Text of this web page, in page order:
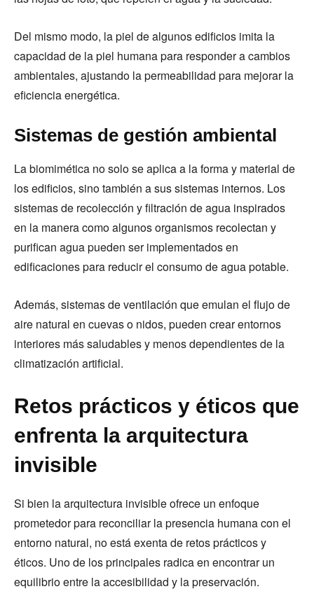
Del mismo modo, la piel de algunos edificios imita la
capacidad de la piel humana para responder a cambios
ambientales, ajustando la permeabilidad para mejorar la
eficiencia energética.
Sistemas de gestión ambiental
La biomimética no solo se aplica a la forma y material de
los edificios, sino también a sus sistemas internos. Los
sistemas de recolección y filtración de agua inspirados
en la manera como algunos organismos recolectan y
purifican agua pueden ser implementados en
edificaciones para reducir el consumo de agua potable.
Además, sistemas de ventilación que emulan el flujo de
aire natural en cuevas o nidos, pueden crear entornos
interiores más saludables y menos dependientes de la
climatización artificial.
Retos prácticos y éticos que
enfrenta la arquitectura
invisible
Si bien la arquitectura invisible ofrece un enfoque
prometedor para reconciliar la presencia humana con el
entorno natural, no está exenta de retos prácticos y
éticos. Uno de los principales radica en encontrar un
equilibrio entre la accesibilidad y la preservación.